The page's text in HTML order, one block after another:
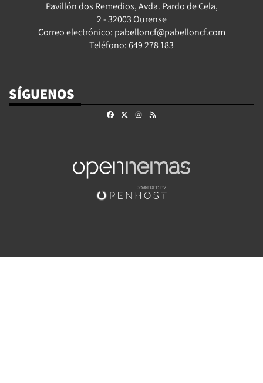
Pavillón dos Remedios, Avda. Pardo de Cela,
2 - 32003 Ourense
Correo electrónico: pabelloncf@pabelloncf.com
Teléfono: 649 278 183
SÍGUENOS
FacebookInstagram